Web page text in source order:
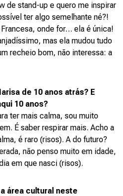
de stand-up e quero me inspirar
ter algo semelhante né?!
onde for… ela é única!
mas ela mudou tudo
recheio bom, não interessa: a
de 10 anos atrás? E
10 anos?
ter mais calma, sou muito
É saber respirar mais. Acho a
é raro (risos). A do futuro?
não penso muito em idade,
em que nasci (risos).
área cultural neste